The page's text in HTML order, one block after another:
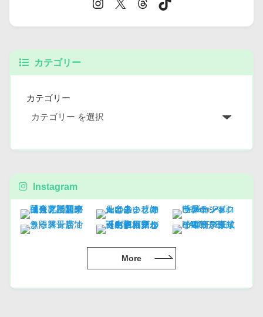
カテゴリー
カテゴリー
Instagram
More